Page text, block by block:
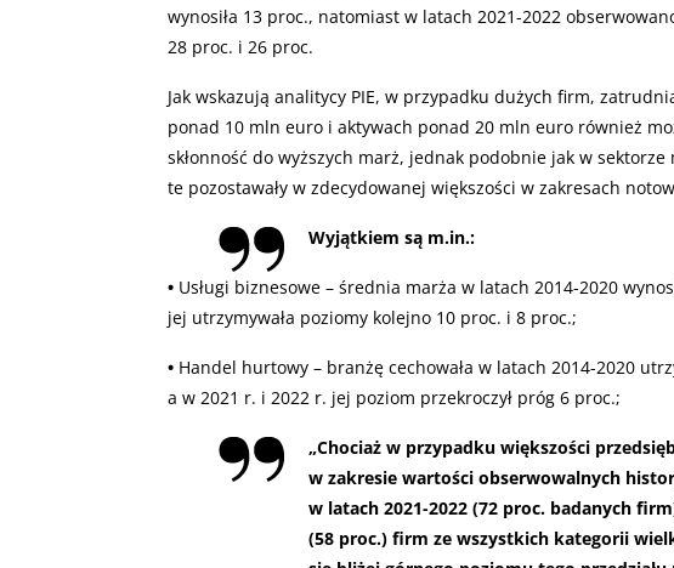
wynosiła 13 proc., natomiast w latach 2021-2022
28 proc. i 26 proc.
Jak wskazują analitycy PIE, w przypadku dużych firm,
ponad 10 mln euro i aktywach ponad 20 mln euro również
skłonność do wyższych marż, jednak podobnie jak w
te pozostawały w zdecydowanej większości w zakresach
Wyjątkiem są m.in.:
• Usługi biznesowe – średnia marża w latach 2014-2020
jej utrzymywała poziomy kolejno 10 proc. i 8 proc.;
• Handel hurtowy – branżę cechowała w latach 2014-2020
a w 2021 r. i 2022 r. jej poziom przekroczył próg 6 proc.;
„Chociaż w przypadku większości
w zakresie wartości obserwowalnych
w latach 2021-2022 (72 proc. badanych
(58 proc.) firm ze wszystkich kategorii